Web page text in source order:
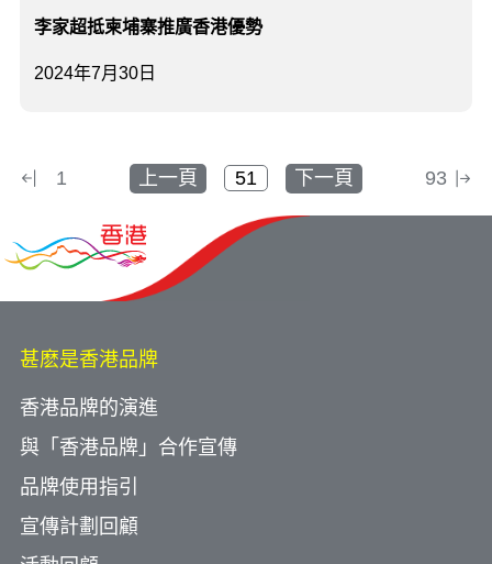
2024年7月30日
李家超抵柬埔寨推廣香港優勢
1 上一頁 下一頁 93
甚麽是香港品牌
香港品牌的演進
與「香港品牌」合作宣傳
品牌使用指引
宣傳計劃回顧